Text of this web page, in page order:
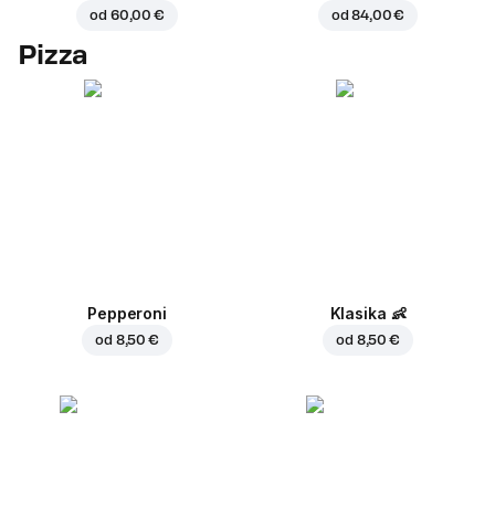
od 60,00 € od84,00 €
Pizza
Pepperoni
od 8,50 €
Klasika 👶
od 8,50 €